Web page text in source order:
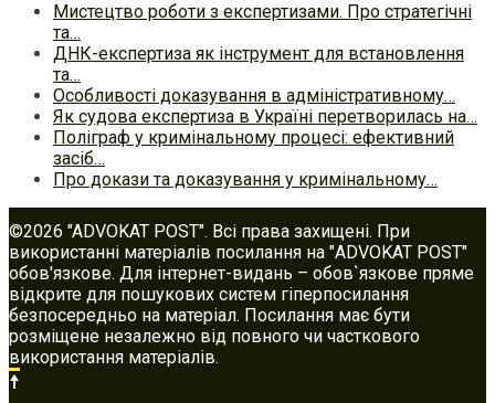
Мистецтво роботи з експертизами. Про стратегічні
та…
ДНК-експертиза як інструмент для встановлення
та…
Особливості доказування в адміністративному…
Як судова експертиза в Україні перетворилась на…
Поліграф у кримінальному процесі: ефективний
засіб…
Про докази та доказування у кримінальному…
©2026 "ADVOKAT POST". Всі права захищені. При
використанні матеріалів посилання на "ADVOKAT POST"
обов'язкове. Для інтернет-видань – обов`язкове пряме
відкрите для пошукових систем гіперпосилання
безпосередньо на матеріал. Посилання має бути
розміщене незалежно від повного чи часткового
використання матеріалів.